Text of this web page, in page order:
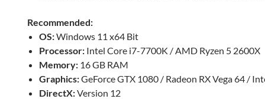
Recommended:
OS:Windows 11 x64 Bit
Processor: Intel Core i7-7700K / AMD Ryzen 5 2600X
Memory: 16 GB RAM
Graphics:GeForce GTX 1080 / Radeon RX Vega 64 /
DirectX:Version 12